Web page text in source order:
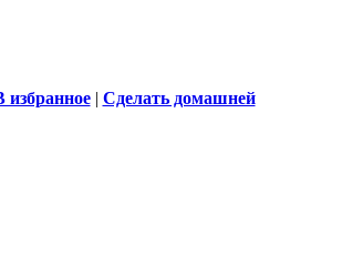
избранное| Сделать домашней